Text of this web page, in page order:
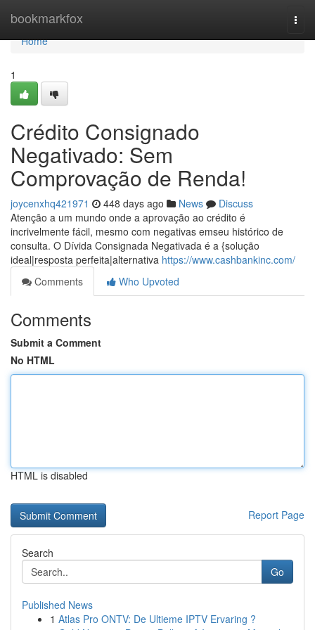
bookmarkfox
Home
Home
1
Crédito Consignado
Negativado: Sem
Comprovação de Renda!
joycenxhq421971 448 days ago News
Discuss
Atenção a um mundo onde a aprovação ao crédito é
incrivelmente fácil, mesmo com negativas emseu histórico de
consulta. O Dívida Consignada Negativada é a {solução
ideal|resposta perfeita|alternativa https://www.cashbankinc.com/
Comments
Who Upvoted
Comments
Submit a Comment
No HTML
HTML is disabled
Report Page
Search
Go
Published News
1 Atlas Pro ONTV: De Ultieme IPTV Ervaring ?